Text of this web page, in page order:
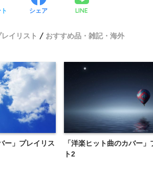
シェア LINE
イリスト おすすめ品・雑記・海外
ー」プレイリス
「洋楽ヒット曲のカバー
ト2